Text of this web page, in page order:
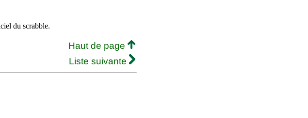
du scrabble.
Haut de page
Liste suivante